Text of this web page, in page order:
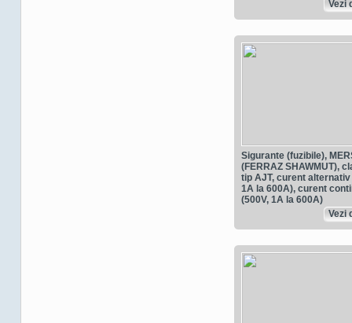
Vezi
Sigurante (fuzibile),
(FERRAZ SHAWMUT),
tip AJT, curent alternativ
1A la 600A), curent
(500V, 1A la 600A)
Vezi